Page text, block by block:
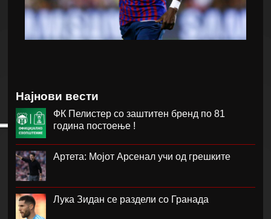
Најнови вести
ФК Пелистер со заштитен бренд по 81
година постоење !
Артета: Мојот Арсенал учи од грешките
Лука Зидан се раздели со Гранада